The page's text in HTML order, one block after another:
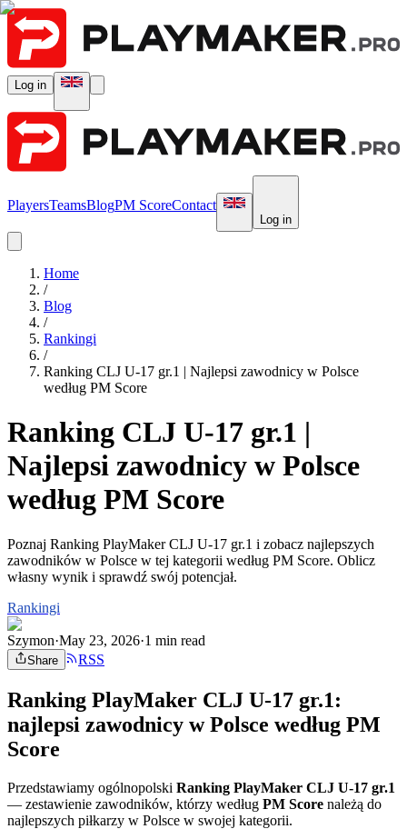
Log in
PlayersTeamsBlogPM ScoreContact
Log in
Home
/
Blog
/
Rankingi
/
Ranking CLJ U-17 gr.1 | Najlepsi zawodnicy w Polsce
według PM Score
Ranking CLJ U-17 gr.1 |
Najlepsi zawodnicy w Polsce
według PM Score
Poznaj Ranking PlayMaker CLJ U-17 gr.1 i zobacz najlepszych
zawodników w Polsce w tej kategorii według PM Score. Oblicz
własny wynik i sprawdź swój potencjał.
Rankingi
Szymon·May 23, 2026·1 min read
Share RSS
Ranking PlayMaker CLJ U-17 gr.1:
najlepsi zawodnicy w Polsce według PM
Score
Przedstawiamy ogólnopolski Ranking PlayMaker CLJ U-17 gr.1
— zestawienie zawodników, którzy według PM Score należą do
najlepszych piłkarzy w Polsce w swojej kategorii.